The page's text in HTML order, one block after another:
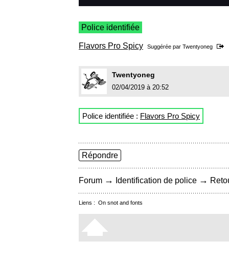
Police identifiée
Flavors Pro Spicy Suggérée par Twentyoneg
Twentyoneg
02/04/2019 à 20:52
Police identifiée : Flavors Pro Spicy
Répondre
Forum → Identification de police →
Liens : On snot and fonts